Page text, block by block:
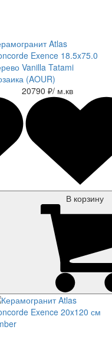
Atlas
Exence 18.5x75.0
Vanilla Tatami
(AOUR)
20790 ₽/ м.кв
В корзину